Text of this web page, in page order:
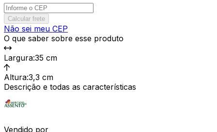
Calcular frete
Não sei meu CEP
O que saber sobre esse produto
Largura:35 cm
Altura:3,3 cm
Descrição e todas as características
Vendido por